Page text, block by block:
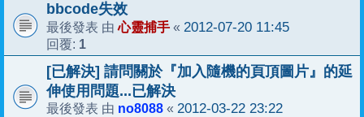
bbcode失效
最後發表 由心靈捕手 « 2012-07-20 11:45
回覆: 1
[已解決] 請問關於『加入隨機的頁頂圖片』的延
伸使用問題...已解決
最後發表 由 no8088 « 2012-03-22 23:22